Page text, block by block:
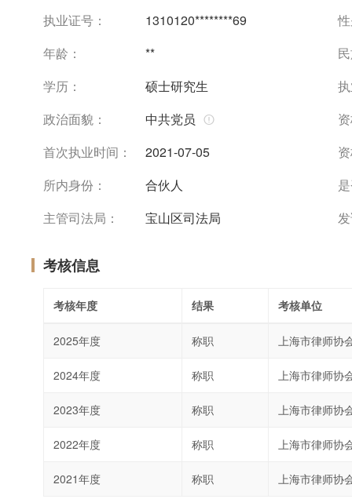
执业证号： 1310120********69
年龄：
**
学历：
硕士研究生
政治面貌：
中共党员
首次执业时间：
2021-07-05
所内身份：
合伙人
主管司法局：
宝山区司法局
考核信息
考核年度 结果 考核单位
2025年度 称职 上海市律师协
2024年度 称职 上海市律师协
2023年度 称职 上海市律师协
2022年度 称职 上海市律师协
2021年度 称职 上海市律师协